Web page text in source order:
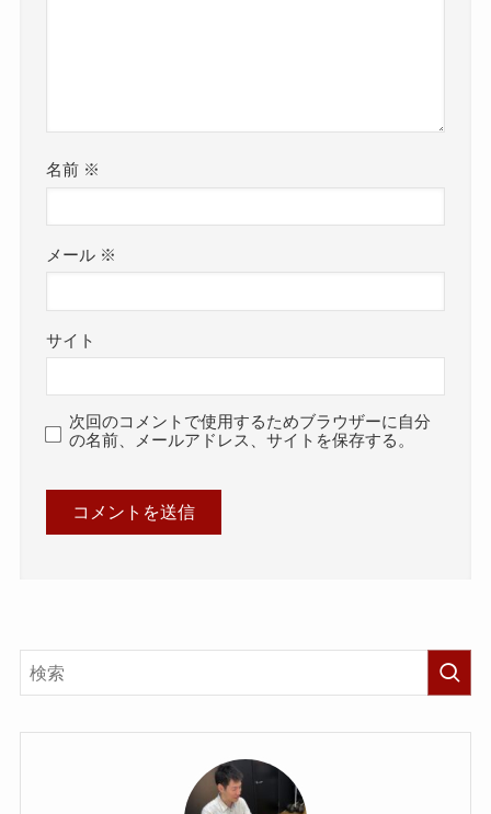
名前 ※
メール ※
サイト
次回のコメントで使用するためブラウザーに自分
の名前、メールアドレス、サイトを保存する。